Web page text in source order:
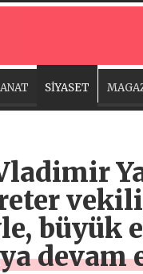
SİYASET
devam